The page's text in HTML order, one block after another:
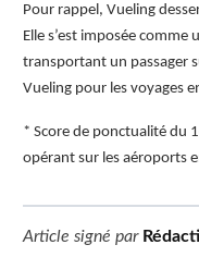
Pour rappel, Vueling
Elle s’est imposée
transportant un passager
Vueling pour les voyages
* Score de ponctualité du
opérant sur les aéroports
Article signé par